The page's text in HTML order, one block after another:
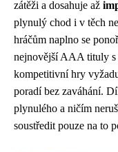
zátěži a dosahuje až
plynulý chod i v těch
hráčům naplno se
nejnovější AAA tituly s
kompetitivní hry
poradí bez zaváhání.
plynulého a ničím
soustředit pouze na to